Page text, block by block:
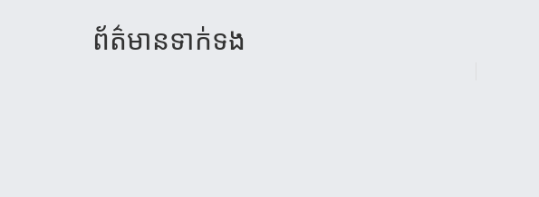
ព័ត៌មាន​ទាក់​ទង